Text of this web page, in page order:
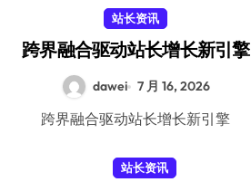
站长资讯
跨界融合驱动站长增长新引擎
dawei 7 月 16, 2026
跨界融合驱动站长增长新引擎
站长资讯